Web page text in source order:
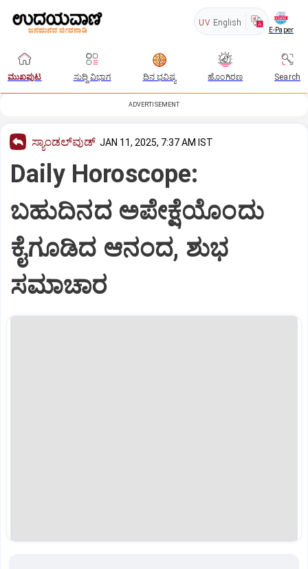
UV English
E-Paper
ಮುಖಪುಟ ಸುದ್ದಿ ವಿಭಾಗ ದಿನ ಭವಿಷ್ಯ ಹೊಂಗಿರಣ Search
ADVERTISEMENT
ಸ್ಯಾಂಡಲ್‌ವುಡ್‌ JAN 11, 2025, 7:37 AM IST
Daily Horoscope:
ಬಹುದಿನದ ಅಪೇಕ್ಷೆಯೊಂದು
ಕೈಗೂಡಿದ ಆನಂದ, ಶುಭ
ಸಮಾಚಾರ